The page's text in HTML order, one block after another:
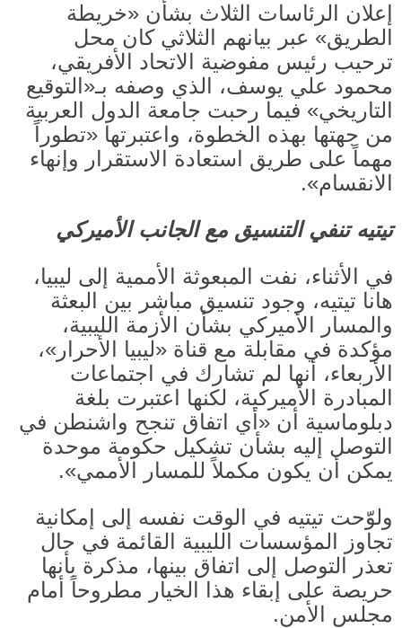
إعلان الرئاسات الثلاث بشأن «خريطة
الطريق» عبر بيانهم الثلاثي كان محل
ترحيب رئيس مفوضية الاتحاد الأفريقي،
محمود علي يوسف، الذي وصفه بـ« التوقيع
التاريخي» فيما رحبت جامعة الدول العربية
من جهتها بهذه الخطوة، واعتبرتها «تطوراً
مهماً على طريق استعادة الاستقرار وإنهاء
الانقسام».
تيتيه تنفي التنسيق مع الجانب الأميركي
في الأثناء، نفت المبعوثة الأممية إلى ليبيا،
هانا تيتيه، وجود تنسيق مباشر بين البعثة
والمسار الأميركي بشأن الأزمة الليبية،
مؤكدة في مقابلة مع قناة «ليبيا الأحرار »،
الأربعاء، أنها لم تشارك في اجتماعات
المبادرة الأميركية، لكنها اعتبرت بلغة
دبلوماسية أن « أي اتفاق تنجح واشنطن في
التوصل إليه بشأن تشكيل حكومة موحدة
يمكن أن يكون مكملاً للمسار الأممي».
ولوّحت تيتيه في الوقت نفسه إلى إمكانية
تجاوز المؤسسات الليبية القائمة في حال
تعذر التوصل إلى اتفاق بينها، مذكرة بأنها
حريصة على إبقاء هذا الخيار مطروحاً أمام
مجلس الأمن.